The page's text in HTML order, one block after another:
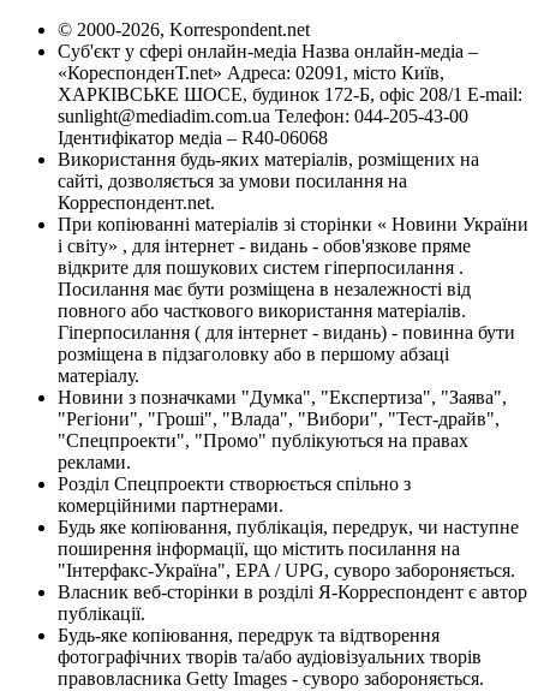
© 2000-2026, Korrespondent.net
Суб'єкт у сфері онлайн-медіа Назва онлайн-медіа –
«КореспонденТ.net» Адреса: 02091, місто Київ,
ХАРКІВСЬКЕ ШОСЕ, будинок 172-Б, офіс 208/1 E-mail:
sunlight@mediadim.com.ua Телефон: 044-205-43-00
Ідентифікатор медіа – R40-06068
Використання будь-яких матеріалів, розміщених на
сайті, дозволяється за умови посилання на
Корреспондент.net.
При копіюванні матеріалів зі сторінки « Новини України
і світу» , для інтернет - видань - обов'язкове пряме
відкрите для пошукових систем гіперпосилання .
Посилання має бути розміщена в незалежності від
повного або часткового використання матеріалів.
Гіперпосилання ( для інтернет - видань) - повинна бути
розміщена в підзаголовку або в першому абзаці
матеріалу.
Новини з позначками "Думка", "Експертиза", "Заява",
"Регіони", "Гроші", "Влада", "Вибори", "Тест-драйв",
"Спецпроекти", "Промо" публікуються на правах
реклами.
Розділ Спецпроекти створюється спільно з
комерційними партнерами.
Будь яке копіювання, публікація, передрук, чи наступне
поширення інформації, що містить посилання на
"Інтерфакс-Україна", EPA / UPG, суворо забороняється.
Власник веб-сторінки в розділі Я-Корреспондент є автор
публікації.
Будь-яке копіювання, передрук та відтворення
фотографічних творів та/або аудіовізуальних творів
правовласника Getty Images - суворо забороняється.